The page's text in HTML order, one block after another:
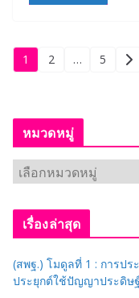
Posts
1 2 … 5
หมวดหมู่
ม
ว
มู่
เรื่องล่าสุด
(สพฐ.) โมดูลที่ 1 : การป
ประยุกต์ใช้ปัญญาประดิษ